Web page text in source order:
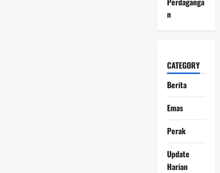
n
CATEGORY
Berita
Emas
Perak
Update
Harian